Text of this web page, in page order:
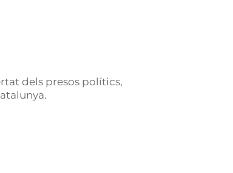
dels presos polítics,